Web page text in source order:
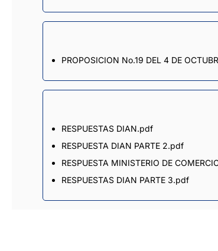
PROPOSICION No.19 DEL 4 DE
RESPUESTAS DIAN.pdf
RESPUESTA DIAN PARTE 2.pdf
RESPUESTA MINISTERIO DE
RESPUESTAS DIAN PARTE 3.pdf